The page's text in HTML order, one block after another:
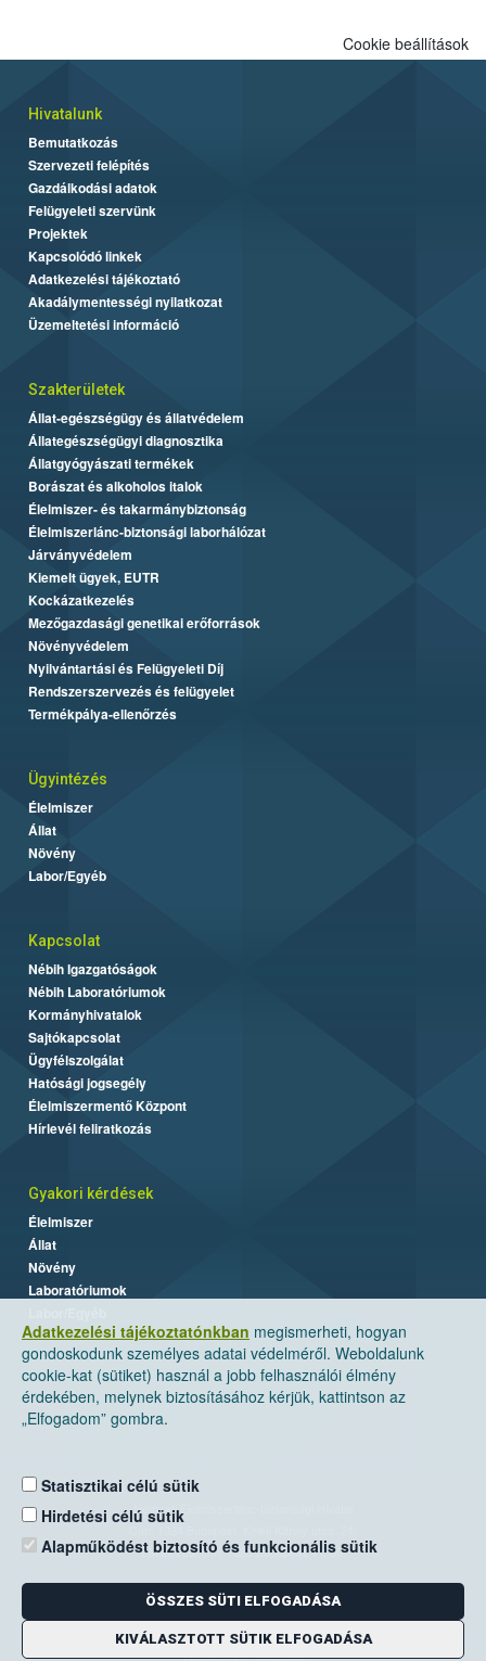
Adatkezelési tájékoztatónkban megismerheti, hogyan
gondoskodunk személyes adatai védelméről. Weboldalunk
cookie-kat (sütiket) használ a jobb felhasználói élmény
érdekében, melynek biztosításához kérjük, kattintson az
„Elfogadom” gombra.
Statisztikai célú sütik
Hirdetési célú sütik
Alapműködést biztosító és funkcionális sütik
ÖSSZES SÜTI ELFOGADÁSA
KIVÁLASZTOTT SÜTIK ELFOGADÁSA
Cookie beállítások
Hivatalunk
Bemutatkozás
Szervezeti felépítés
Gazdálkodási adatok
Felügyeleti szervünk
Projektek
Kapcsolódó linkek
Adatkezelési tájékoztató
Akadálymentességi nyilatkozat
Üzemeltetési információ
Szakterületek
Állat-egészségügy és állatvédelem
Állategészségügyi diagnosztika
Állatgyógyászati termékek
Borászat és alkoholos italok
Élelmiszer- és takarmánybiztonság
Élelmiszerlánc-biztonsági laborhálózat
Járványvédelem
Kiemelt ügyek, EUTR
Kockázatkezelés
Mezőgazdasági genetikai erőforrások
Növényvédelem
Nyilvántartási és Felügyeleti Díj
Rendszerszervezés és felügyelet
Termékpálya-ellenőrzés
Ügyintézés
Élelmiszer
Állat
Növény
Labor/Egyéb
Kapcsolat
Nébih Igazgatóságok
Nébih Laboratóriumok
Kormányhivatalok
Sajtókapcsolat
Ügyfélszolgálat
Hatósági jogsegély
Élelmiszermentő Központ
Hírlevél feliratkozás
Gyakori kérdések
Élelmiszer
Állat
Növény
Laboratóriumok
Nemzeti Élelmiszerlánc-biztonsági Hivatal
Levelezési cím: 1525 Budapest. Pf. 30.
E-mail:ugyfelszolgalat@nebih.gov.hu
Zöld szám: 06-80/263-244
Telefon: 06-1/ 336-9000